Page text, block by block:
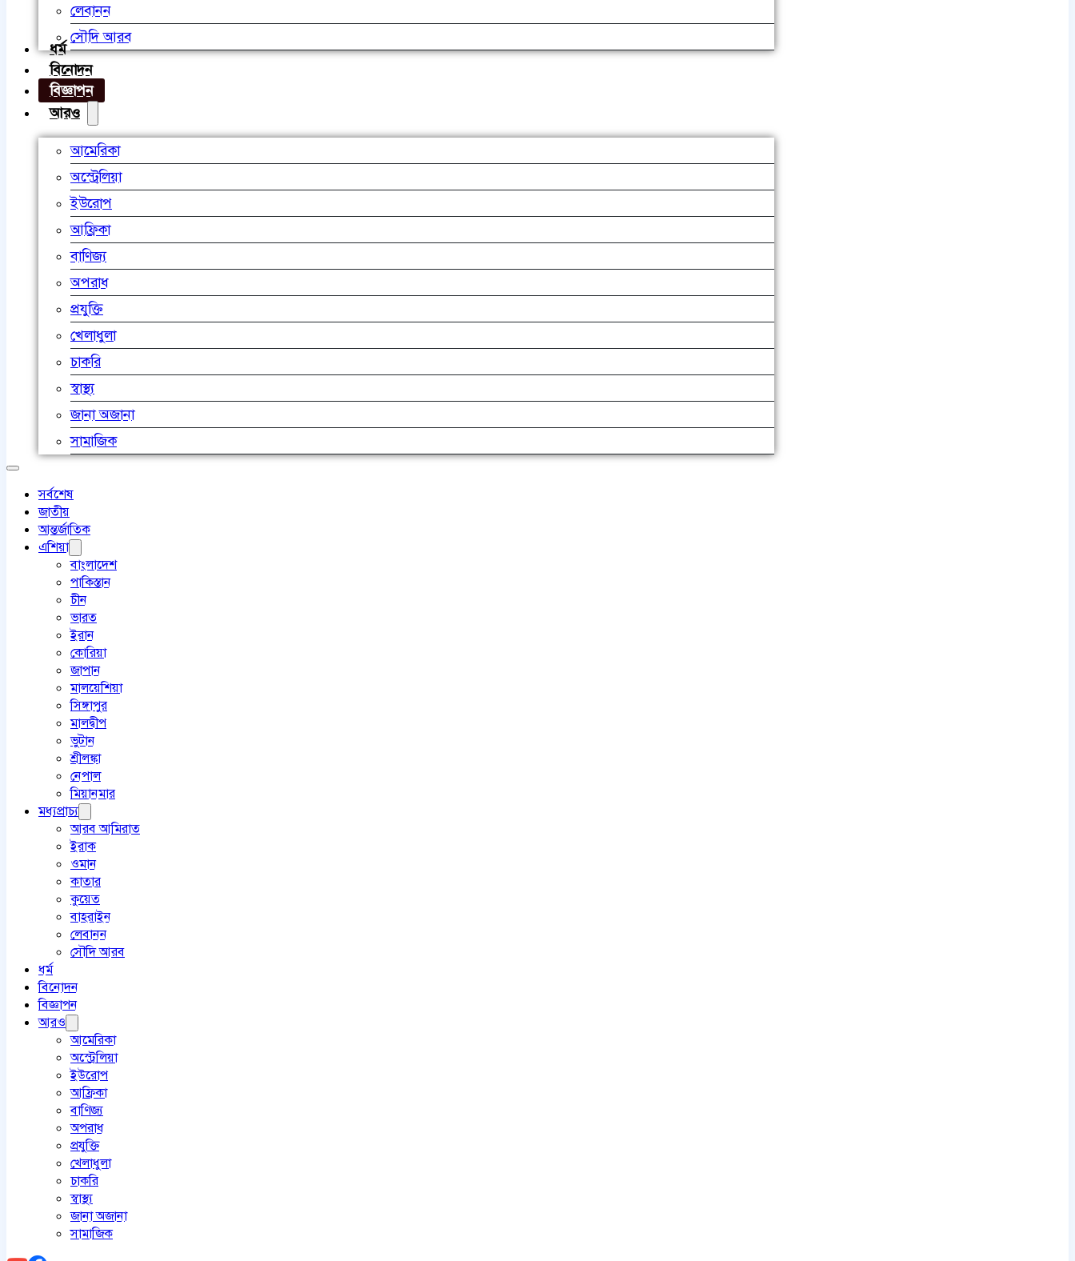
লেবানন
সৌদি আরব
ধর্ম
বিনোদন
বিজ্ঞাপন
আরও
আমেরিকা
অস্ট্রেলিয়া
ইউরোপ
আফ্রিকা
বাণিজ্য
অপরাধ
প্রযুক্তি
খেলাধুলা
চাকরি
স্বাস্থ্য
জানা অজানা
সামাজিক
সর্বশেষ
জাতীয়
আন্তর্জাতিক
এশিয়া
বাংলাদেশ
পাকিস্তান
চীন
ভারত
ইরান
কোরিয়া
জাপান
মালয়েশিয়া
সিঙ্গাপুর
মালদ্বীপ
ভুটান
শ্রীলঙ্কা
নেপাল
মিয়ানমার
মধ্যপ্রাচ্য
আরব আমিরাত
ইরাক
ওমান
কাতার
কুয়েত
বাহরাইন
লেবানন
সৌদি আরব
ধর্ম
বিনোদন
বিজ্ঞাপন
আরও
আমেরিকা
অস্ট্রেলিয়া
ইউরোপ
আফ্রিকা
বাণিজ্য
অপরাধ
প্রযুক্তি
খেলাধুলা
চাকরি
স্বাস্থ্য
জানা অজানা
সামাজিক